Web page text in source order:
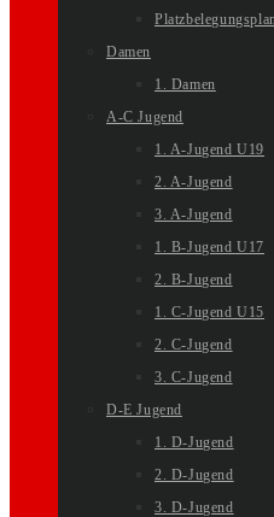
Damen
1. Damen
A-C Jugend
1. A-Jugend U19
2. A-Jugend
3. A-Jugend
1. B-Jugend U17
2. B-Jugend
1. C-Jugend U15
2. C-Jugend
3. C-Jugend
D-E Jugend
1. D-Jugend
2. D-Jugend
3. D-Jugend